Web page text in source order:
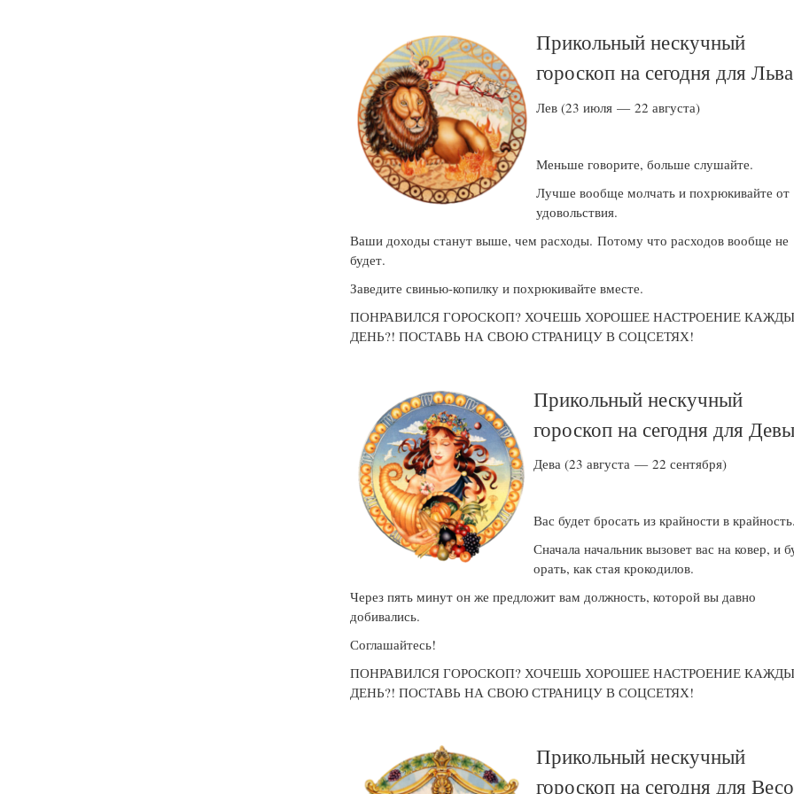
Прикольный нескучный
гороскоп на сегодня для Льва
Лев (23 июля — 22 августа)
Меньше говорите, больше слушайте.
Лучше вообще молчать и похрюкивайте от
удовольствия.
Ваши доходы станут выше, чем расходы. Потому что расходов вообще не
будет.
Заведите свинью-копилку и похрюкивайте вместе.
ПОНРАВИЛСЯ ГОРОСКОП? ХОЧЕШЬ ХОРОШЕЕ НАСТРОЕНИЕ
ДЕНЬ?! ПОСТАВЬ НА СВОЮ СТРАНИЦУ В СОЦСЕТЯХ!
Прикольный нескучный
гороскоп на сегодня для
Дева (23 августа — 22 сентября)
Вас будет бросать из крайности в
Сначала начальник вызовет вас на ковер, и
орать, как стая крокодилов.
Через пять минут он же предложит вам должность, которой вы давно
добивались.
Соглашайтесь!
ПОНРАВИЛСЯ ГОРОСКОП? ХОЧЕШЬ ХОРОШЕЕ НАСТРОЕНИЕ
ДЕНЬ?! ПОСТАВЬ НА СВОЮ СТРАНИЦУ В СОЦСЕТЯХ!
Прикольный нескучный
гороскоп на сегодня для